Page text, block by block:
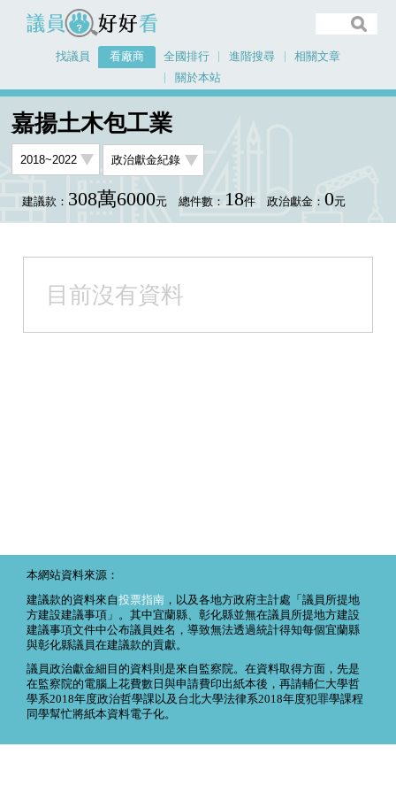
議員好好看
找議員 看廠商 全國排行 進階搜尋
相關文章
關於本站
嘉揚土木包工業
建議款： 308萬6000元 總件數： 18件 政治獻金： 0元
目前沒有資料
本網站資料來源：
建議款的資料來自投票指南 ，以及各地方政府主計處「議員所提地
方建設建議事項」。其中宜蘭縣、彰化縣並無在議員所提地方建設
建議事項文件中公布議員姓名，導致無法透過統計得知每個宜蘭縣
與彰化縣議員在建議款的貢獻。
議員政治獻金細目的資料則是來自監察院。在資料取得方面，先是
在監察院的電腦上花費數日與申請費印出紙本後，再請輔仁大學哲
學系2018年度政治哲學課以及台北大學法律系2018年度犯罪學課程
同學幫忙將紙本資料電子化。